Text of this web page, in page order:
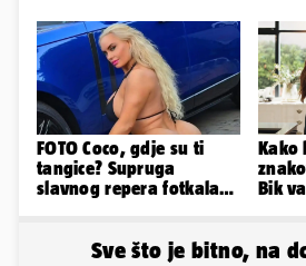
FOTO Coco, gdje su ti
tangice? Supruga
slavnog repera fotkala
Bik
Sve što je bitno, na